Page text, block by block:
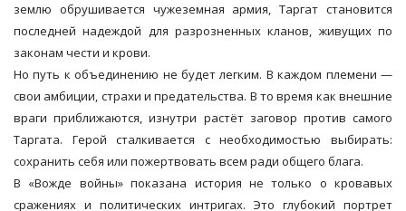
землю обрушивается чужеземная армия, Таргат становится
последней надеждой для разрозненных кланов, живущих по
законам чести и крови.
Но путь к объединению не будет легким. В каждом племени —
свои амбиции, страхи и предательства. В то время как внешние
враги приближаются, изнутри растёт заговор против самого
Таргата. Герой сталкивается с необходимостью выбирать:
сохранить себя или пожертвовать всем ради общего блага.
В «Вожде войны» показана история не только о кровавых
сражениях и политических интригах. Это глубокий портрет